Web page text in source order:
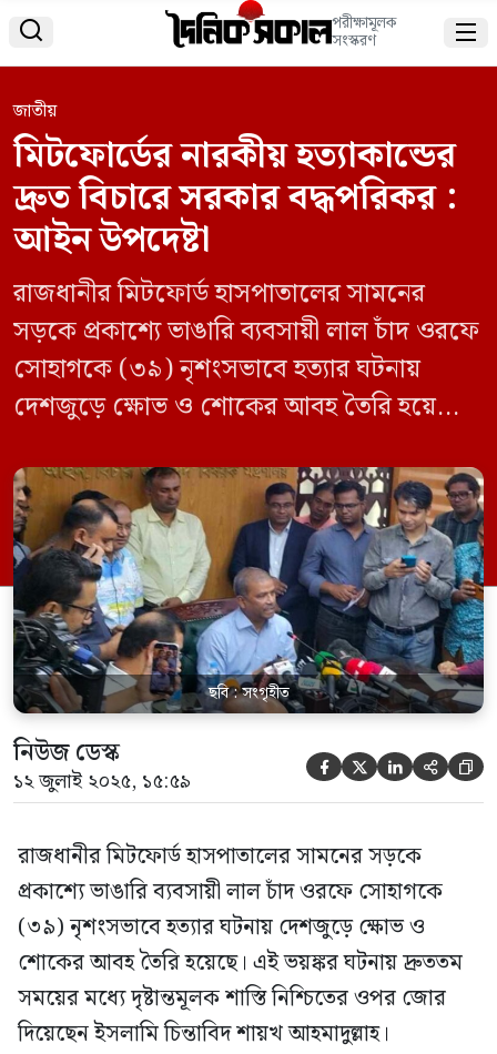
 পরীক্ষামূলক
সংস্করণ 
জাতীয়
মিটফোর্ডের নারকীয় হত্যাকান্ডের
দ্রুত বিচারে সরকার বদ্ধপরিকর :
আইন উপদেষ্টা
রাজধানীর মিটফোর্ড হাসপাতালের সামনের
সড়কে প্রকাশ্যে ভাঙারি ব্যবসায়ী লাল চাঁদ ওরফে
সোহাগকে (৩৯) নৃশংসভাবে হত্যার ঘটনায়
দেশজুড়ে ক্ষোভ ও শোকের আবহ তৈরি হয়েছে।
দৃষ্টান্তমূলক শাস্তি নিশ্চিতের ওপর জোর দিয়েছেন
ইসলামি চিন্তাবিদ শায়খ আহমাদুল্লাহ। তিনি
বলেন, “যেকোনো জঘন্য অপরাধে দ্রুত শাস্তি
নিশ্চিত করা গেলে অপরাধপ্রবণতা কমে আসে।
বিচার দীর্ঘ হলে […]
ছবি : সংগৃহীত
নিউজ ডেস্ক
১২ জুলাই ২০২৫, ১৫:৫৯     
রাজধানীর মিটফোর্ড হাসপাতালের সামনের সড়কে
প্রকাশ্যে ভাঙারি ব্যবসায়ী লাল চাঁদ ওরফে সোহাগকে
(৩৯) নৃশংসভাবে হত্যার ঘটনায় দেশজুড়ে ক্ষোভ ও
শোকের আবহ তৈরি হয়েছে। এই ভয়ঙ্কর ঘটনায় দ্রুততম
সময়ের মধ্যে দৃষ্টান্তমূলক শাস্তি নিশ্চিতের ওপর জোর
দিয়েছেন ইসলামি চিন্তাবিদ শায়খ আহমাদুল্লাহ।